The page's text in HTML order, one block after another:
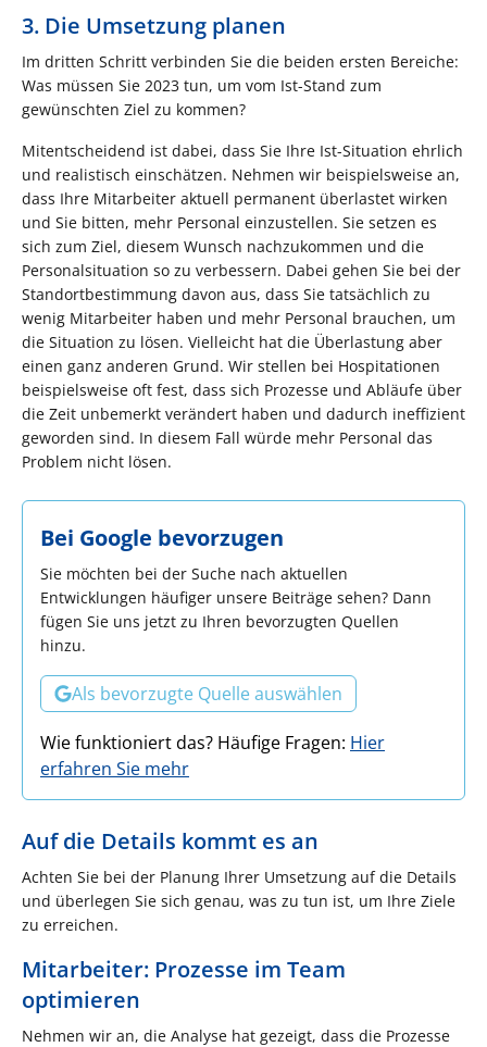
3. Die Umsetzung planen
Im dritten Schritt verbinden Sie die beiden ersten Bereiche:
Was müssen Sie 2023 tun, um vom Ist-Stand zum
gewünschten Ziel zu kommen?
Mitentscheidend ist dabei, dass Sie Ihre Ist-Situation ehrlich
und realistisch einschätzen. Nehmen wir beispielsweise an,
dass Ihre Mitarbeiter aktuell permanent überlastet wirken
und Sie bitten, mehr Personal einzustellen. Sie setzen es
sich zum Ziel, diesem Wunsch nachzukommen und die
Personalsituation so zu verbessern. Dabei gehen Sie bei der
Standortbestimmung davon aus, dass Sie tatsächlich zu
wenig Mitarbeiter haben und mehr Personal brauchen, um
die Situation zu lösen. Vielleicht hat die Überlastung aber
einen ganz anderen Grund. Wir stellen bei Hospitationen
beispielsweise oft fest, dass sich Prozesse und Abläufe über
die Zeit unbemerkt verändert haben und dadurch ineffizient
geworden sind. In diesem Fall würde mehr Personal das
Problem nicht lösen.
Bei Google bevorzugen
Sie möchten bei der Suche nach aktuellen
Entwicklungen häufiger unsere Beiträge sehen? Dann
fügen Sie uns jetzt zu Ihren bevorzugten Quellen
hinzu.
Als bevorzugte Quelle auswählen
Wie funktioniert das? Häufige Fragen: Hier
erfahren Sie mehr
Auf die Details kommt es an
Achten Sie bei der Planung Ihrer Umsetzung auf die Details
und überlegen Sie sich genau, was zu tun ist, um Ihre Ziele
zu erreichen.
Mitarbeiter: Prozesse im Team
optimieren
Nehmen wir an, die Analyse hat gezeigt, dass die Prozesse